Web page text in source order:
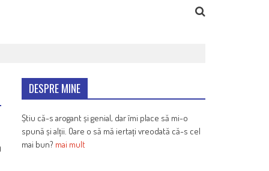
DESPRE MINE
Știu că-s arogant și genial, dar îmi place să mi-o
spună și alții. Oare o să mă iertați vreodată că-s cel
mai bun? mai mult